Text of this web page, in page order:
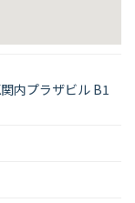
内プラザビル B1